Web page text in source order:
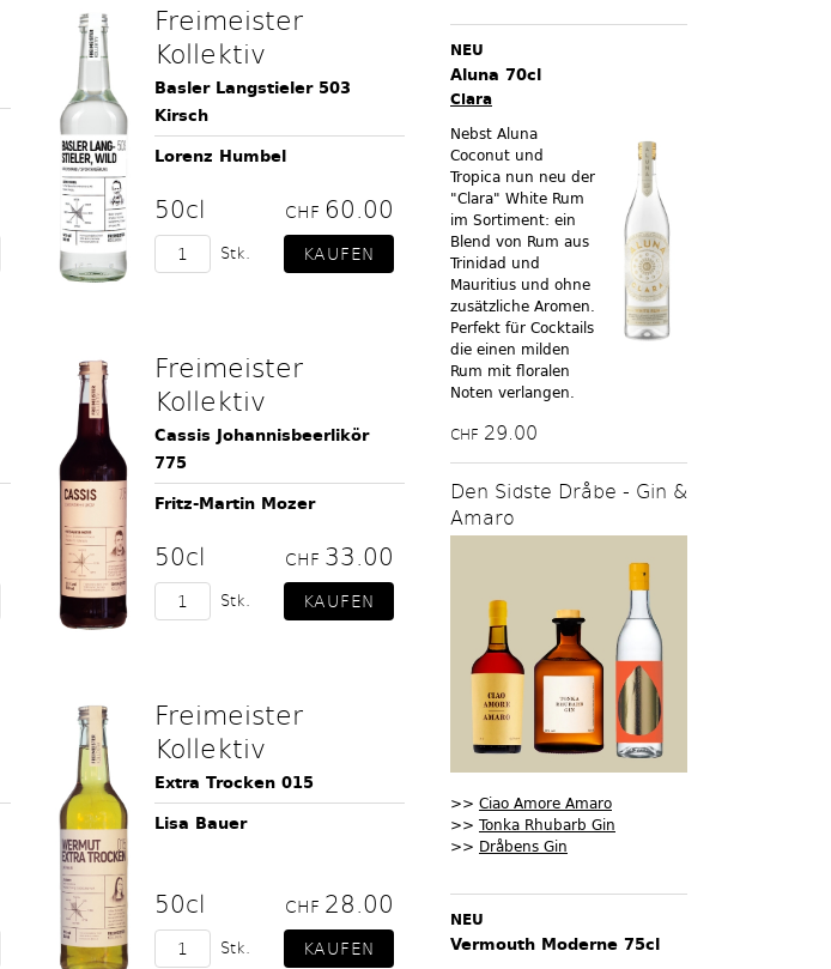
Freimeister
Kollektiv
Basler Langstieler 503
Kirsch
Lorenz Humbel
50cl CHF 60.00
Stk.
Freimeister
Kollektiv
Cassis Johannisbeerlikör
775
Fritz-Martin Mozer
50cl CHF 33.00
Stk.
Freimeister
Kollektiv
Extra Trocken 015
Lisa Bauer
50cl CHF 28.00
Stk.
NEU
Aluna 70cl
Clara
Nebst Aluna
Coconut und
Tropica nun neu der
"Clara" White Rum
im Sortiment: ein
Blend von Rum aus
Trinidad und
Mauritius und ohne
zusätzliche Aromen.
Perfekt für Cocktails
die einen milden
Rum mit floralen
Noten verlangen.
CHF 29.00
Den Sidste Dråbe - Gin &
Amaro
>> Ciao Amore Amaro
>> Tonka Rhubarb Gin
>> Dråbens Gin
NEU
Vermouth Moderne 75cl